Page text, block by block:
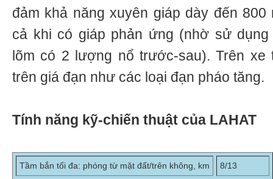
đảm khả năng xuyên giáp dày đến 800
cả khi có giáp phản ứng (nhờ sử
lõm có 2 lượng nổ trước-sau). Trên xe
trên giá đạn như các loại đạn pháo tăng.
Tính năng kỹ-chiến thuật của LAHAT
Tầm bắn tối đa: phóng từ mặt đất/trên không, km 8/13